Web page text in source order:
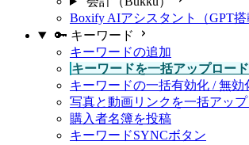
Boxify AIアシスタント（GPT搭
🔑 キーワード
キーワードの追加
キーワードを一括アップロード
キーワードの一括有効化 / 無効
写真と動画リンクを一括アップ
購入者名簿を投稿
キーワードSYNCボタン